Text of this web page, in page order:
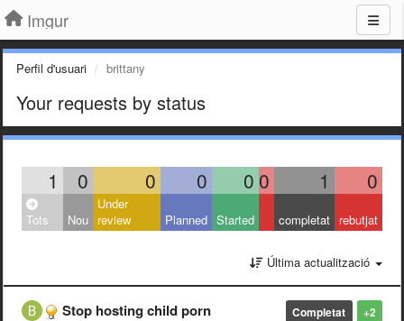
Imgur
Perfil d'usuari brittany
Your requests by status
1 0 0 0 0 0 1 0
Tots Nou
Under
review
Planned Started completat rebutjat
Última actualització
+2
Completat
Stop hosting child porn